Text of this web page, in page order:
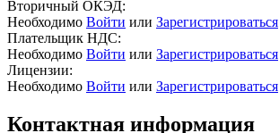
Вторичный ОКЭД:
Необходимо Войти или Зарегистрироваться
Плательщик НДС:
Необходимо Войти или Зарегистрироваться
Лицензии:
Необходимо Войти или Зарегистрироваться
Контактная информация